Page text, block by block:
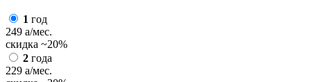
1 год
249 a/мес.
скидка ~20%
2 года
229 a/мес.